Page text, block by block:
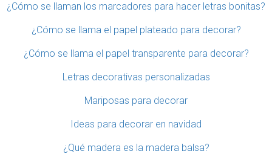
¿Cómo se llaman los marcadores para hacer letras bonitas?
¿Cómo se llama el papel plateado para decorar?
¿Cómo se llama el papel transparente para decorar?
Letras decorativas personalizadas
Mariposas para decorar
Ideas para decorar en navidad
¿Qué madera es la madera balsa?